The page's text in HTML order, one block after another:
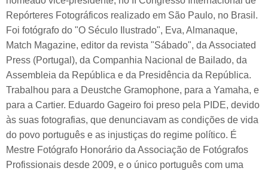
Repórteres Fotográficos realizado em São Paulo, no Brasil.
Foi fotógrafo do "O Século Ilustrado", Eva, Almanaque,
Match Magazine, editor da revista "Sábado", da Associated
Press (Portugal), da Companhia Nacional de Bailado, da
Assembleia da República e da Presidência da República.
Trabalhou para a Deustche Gramophone, para a Yamaha, e
para a Cartier. Eduardo Gageiro foi preso pela PIDE, devido
às suas fotografias, que denunciavam as condições de vida
do povo português e as injustiças do regime político. É
Mestre Fotógrafo Honorário da Associação de Fotógrafos
Profissionais desde 2009, e o único português com uma